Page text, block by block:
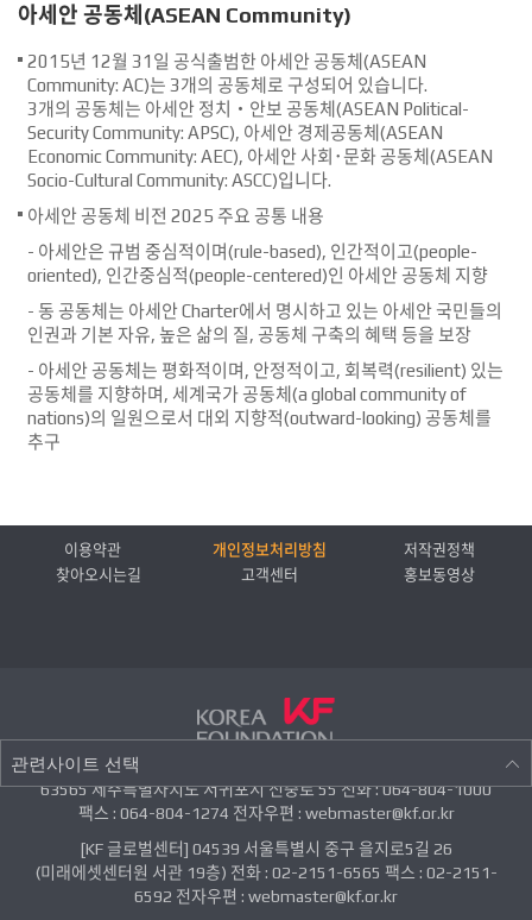
아세안 공동체(ASEAN Community)
2015년 12월 31일 공식출범한 아세안 공동체(ASEAN
Community: AC)는 3개의 공동체로 구성되어 있습니다.
3개의 공동체는 아세안 정치‧안보 공동체(ASEAN Political-
Security Community: APSC), 아세안 경제공동체(ASEAN
Economic Community: AEC), 아세안 사회･문화 공동체(ASEAN
Socio-Cultural Community: ASCC)입니다.
아세안 공동체 비전 2025 주요 공통 내용
- 아세안은 규범 중심적이며(rule-based), 인간적이고(people-
oriented), 인간중심적(people-centered)인 아세안 공동체 지향
- 동 공동체는 아세안 Charter에서 명시하고 있는 아세안 국민들의
인권과 기본 자유, 높은 삶의 질, 공동체 구축의 혜택 등을 보장
- 아세안 공동체는 평화적이며, 안정적이고, 회복력(resilient) 있는
공동체를 지향하며, 세계국가 공동체(a global community of
nations)의 일원으로서 대외 지향적(outward-looking) 공동체를
추구
이용약관 개인정보처리방침
저작권정책
찾아오시는길
고객센터 홍보동영상
관련사이트 선택
63565 제주특별자치도 서귀포시 신중로 55 전화 : 064-804-1000
팩스 : 064-804-1274 전자우편 : webmaster@kf.or.kr
[KF 글로벌센터] 04539 서울특별시 중구 을지로5길 26
(미래에셋센터원 서관 19층) 전화 : 02-2151-6565 팩스 : 02-2151-
6592 전자우편 : webmaster@kf.or.kr